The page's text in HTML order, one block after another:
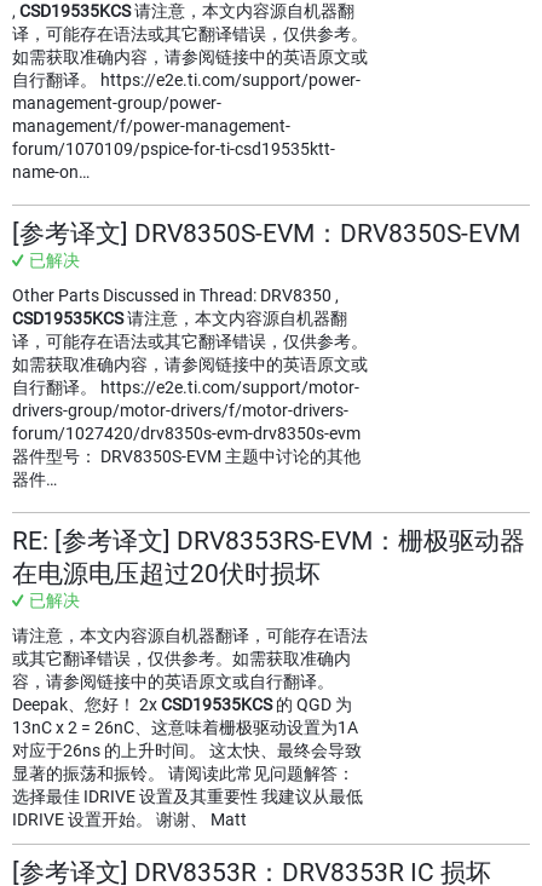
, CSD19535KCS请注意，本文内容源自机器翻
译，可能存在语法或其它翻译错误，仅供参考。
如需获取准确内容，请参阅链接中的英语原文或
自行翻译。 https://e2e.ti.com/support/power-
management-group/power-
management/f/power-management-
forum/1070109/pspice-for-ti-csd19535ktt-
name-on…
[参考译文] DRV8350S-EVM：DRV8350S-EVM
已解决
Other Parts Discussed in Thread: DRV8350 ,
CSD19535KCS请注意，本文内容源自机器翻
译，可能存在语法或其它翻译错误，仅供参考。
如需获取准确内容，请参阅链接中的英语原文或
自行翻译。 https://e2e.ti.com/support/motor-
drivers-group/motor-drivers/f/motor-drivers-
forum/1027420/drv8350s-evm-drv8350s-evm
器件型号： DRV8350S-EVM 主题中讨论的其他
器件…
RE: [参考译文] DRV8353RS-EVM：栅极驱动器
在电源电压超过20伏时损坏
已解决
请注意，本文内容源自机器翻译，可能存在语法
或其它翻译错误，仅供参考。如需获取准确内
容，请参阅链接中的英语原文或自行翻译。
Deepak、您好！ 2xCSD19535KCS的 QGD 为
13nC x 2 = 26nC、这意味着栅极驱动设置为1A
对应于26ns 的上升时间。 这太快、最终会导致
显著的振荡和振铃。 请阅读此常见问题解答：
选择最佳 IDRIVE 设置及其重要性 我建议从最低
IDRIVE 设置开始。 谢谢、 Matt
[参考译文] DRV8353R：DRV8353R IC 损坏